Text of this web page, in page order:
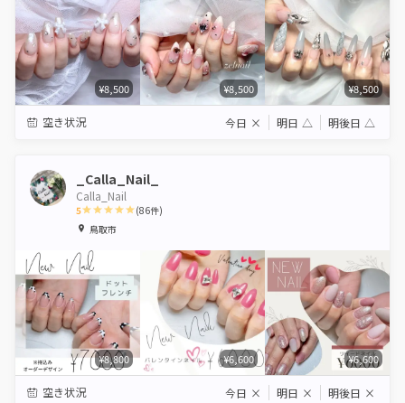
¥8,500 ¥8,500 ¥8,500
空き状況 今日 × 明日 △ 明後日 △
_Calla_Nail_
Calla_Nail
5
1 2 3 4
(86件)
鳥取市
¥8,800 ¥6,600 ¥6,600
空き状況 今日 × 明日 × 明後日 ×